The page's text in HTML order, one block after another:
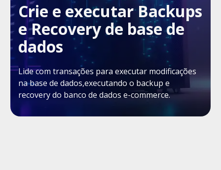
Crie e executar Backups
e Recovery de base de
dados
Lide com transações para executar modificações
na base de dados,executando o backup e
recovery do banco de dados e-commerce.